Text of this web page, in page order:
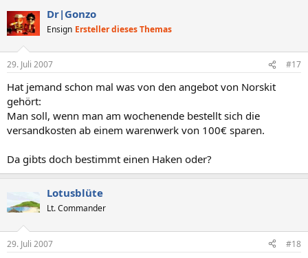
Dr|Gonzo
Ensign Ersteller dieses Themas
29. Juli 2007 #17
Hat jemand schon mal was von den angebot von Norskit
gehört:
Man soll, wenn man am wochenende bestellt sich die
versandkosten ab einem warenwerk von 100€ sparen.
Da gibts doch bestimmt einen Haken oder?
Lotusblüte
Lt. Commander
29. Juli 2007 #18